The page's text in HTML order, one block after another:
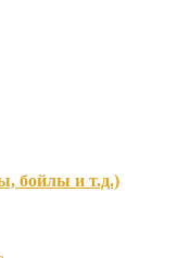
бойлы и т.д.)